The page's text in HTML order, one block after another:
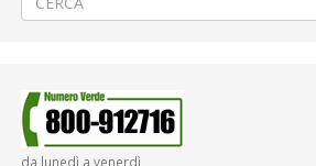
da lunedì a venerdì